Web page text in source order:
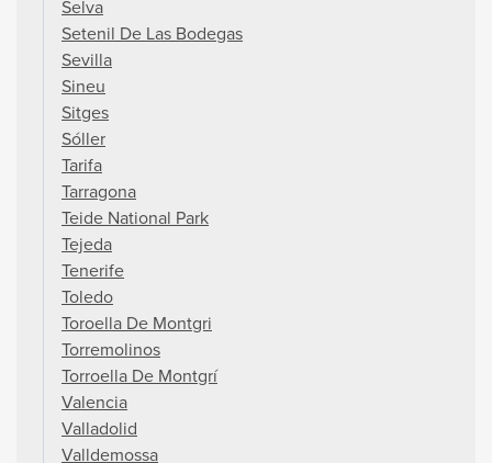
Selva
Setenil De Las Bodegas
Sevilla
Sineu
Sitges
Sóller
Tarifa
Tarragona
Teide National Park
Tejeda
Tenerife
Toledo
Toroella De Montgri
Torremolinos
Torroella De Montgrí
Valencia
Valladolid
Valldemossa